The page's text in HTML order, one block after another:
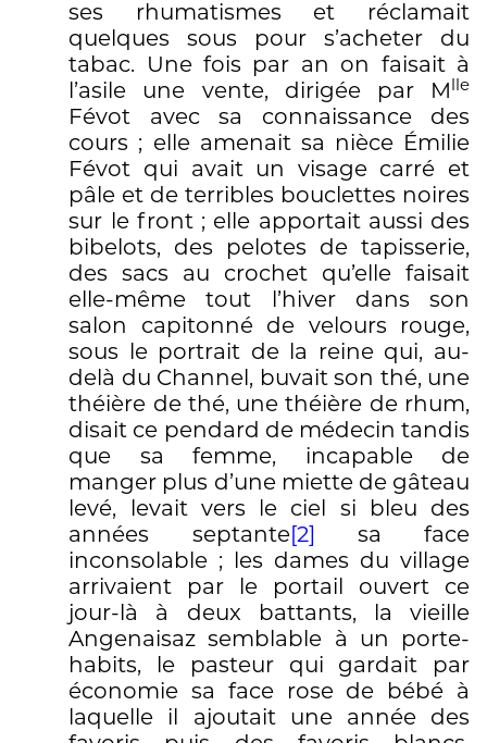
ses rhumatismes et réclamait
quelques sous pour s’acheter du
tabac. Une fois par an on faisait à
l’asile une vente, dirigée par M
lle
Févot avec sa connaissance des
cours ; elle amenait sa nièce Émilie
Févot qui avait un visage carré et
pâle et de terribles bouclettes noires
sur le front ; elle apportait aussi des
bibelots, des pelotes de tapisserie,
des sacs au crochet qu’elle faisait
elle-même tout l’hiver dans son
salon capitonné de velours rouge,
sous le portrait de la reine qui, au-
delà du Channel, buvait son thé, une
théière de thé, une théière de rhum,
disait ce pendard de médecin tandis
que sa femme, incapable de
manger plus d’une miette de gâteau
levé, levait vers le ciel si bleu des
années septante[2]
sa face
inconsolable ; les dames du village
arrivaient par le portail ouvert ce
jour-là à deux battants, la vieille
Angenaisaz semblable à un porte-
habits, le pasteur qui gardait par
économie sa face rose de bébé à
laquelle il ajoutait une année des